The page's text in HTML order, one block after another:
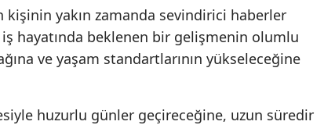
kişinin yakın zamanda sevindirici haberler
iş hayatında beklenen bir gelişmenin olumlu
ve yaşam standartlarının yükseleceğine
huzurlu günler geçireceğine, uzun süredir